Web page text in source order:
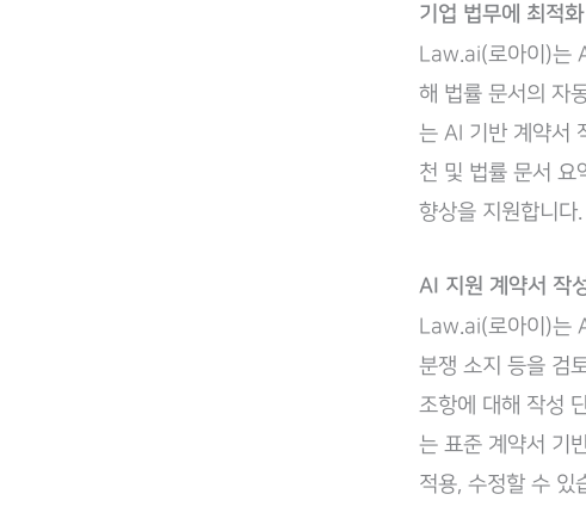
기업 법무에 최적
Law.ai(로아이)는
해 법률 문서의 자
는 AI 기반 계약서
천 및 법률 문서 요
향상을 지원합니다.
AI 지원 계약서 작
Law.ai(로아이)는
분쟁 소지 등을 검
조항에 대해 작성
는 표준 계약서 기
적용, 수정할 수 있